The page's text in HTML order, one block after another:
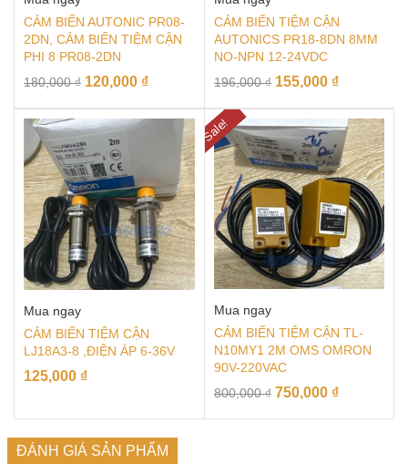
CẢM BIẾN AUTONIC PR08-
2DN, CẢM BIẾN TIỆM CẬN
PHI 8 PR08-2DN
180,000₫ 120,000 ₫
CẢM BIẾN TIỆM CẬN
AUTONICS PR18-8DN 8MM
NO-NPN 12-24VDC
196,000₫ 155,000 ₫
Mua ngay
CẢM BIẾN TIỆM CẬN
LJ18A3-8 ,ĐIỆN ÁP 6-36V
125,000 ₫
Sale!
Mua ngay
CẢM BIẾN TIỆM CẬN TL-
N10MY1 2M OMS OMRON
90V-220VAC
800,000₫ 750,000 ₫
ĐÁNH GIÁ SẢN PHẨM